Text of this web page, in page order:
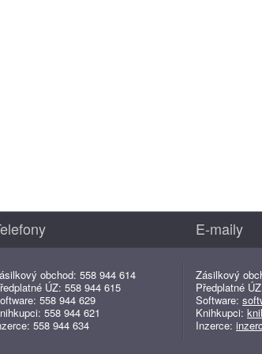
obchod: 558 944 614
ÚZ: 558 944 615
558 944 629
558 944 621
558 944 634
E-maily
Zásilkový
Předplatné
Software:
Knihkupci:
Inzerce: